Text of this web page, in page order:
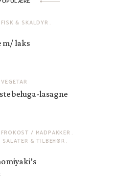
FISK & SKALDYR
m/ laks
VEGETAR
beluga-lasagne
FROKOST / MADPAKKER
SALATER & TILBEHØR